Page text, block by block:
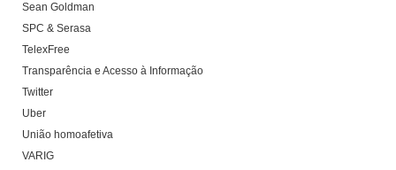
Sean Goldman
SPC & Serasa
TelexFree
Transparência e Acesso à Informação
Twitter
Uber
União homoafetiva
VARIG